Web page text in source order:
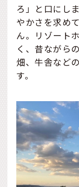
ろ」と口にし
やかさを求め
ん。リゾート
く、昔ながら
畑、牛舎など
す。